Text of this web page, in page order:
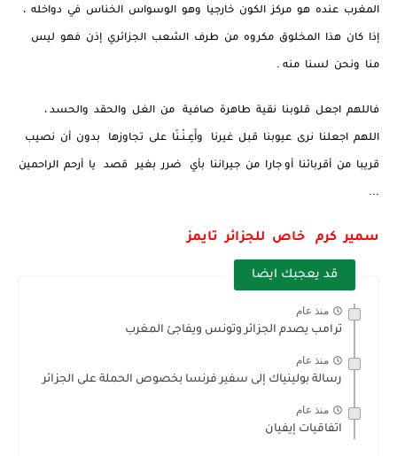
المغرب عنده هو مركز الكون خارجيا وهو الوسواس الخناس في دواخله ،
إذا كان هذا المخلوق مكروه من طرف الشعب الجزائري إذن فهو ليس
منا ونحن لسنا منه .
فاللهم اجعل قلوبنا نقية طاهرة صافية من الغل والحقد والحسد ،
اللهم اجعلنا نرى عيوبنا قبل غيرنا وأَعِـنْـنَا على تجاوزها بدون أن نصيب
قريبا من أقربائنا أو جارا من جيراننا بأي ضرر بغير قصد يا أرحم الراحمين
...
سمير كرم خاص للجزائر تايمز
قد يعجبك ايضا
منذ عام
ترامب يصدم الجزائر وتونس ويفاجئ المغرب
منذ عام
رسالة بولينياك إلى سفير فرنسا بخصوص الحملة على الجزائر
منذ عام
اتفاقيات إيفيان